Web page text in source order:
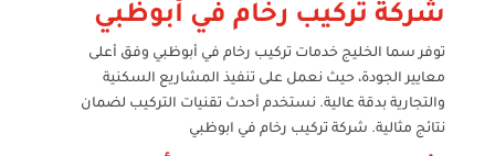
شركة تركيب رخام في أبوظبي
توفر سما الخليج خدمات تركيب رخام في أبوظبي وفق أعلى
معايير الجودة، حيث نعمل على تنفيذ المشاريع السكنية
والتجارية بدقة عالية. نستخدم أحدث تقنيات التركيب لضمان
نتائج مثالية. شركة تركيب رخام في ابوظبي